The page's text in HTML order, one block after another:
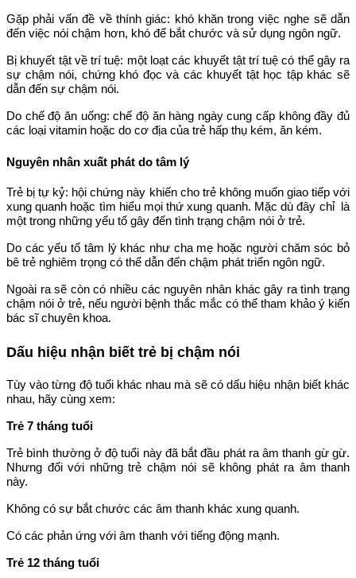
Gặp phải vấn đề về thính giác: khó khăn trong việc nghe sẽ dẫn
đến việc nói chậm hơn, khó để bắt chước và sử dụng ngôn ngữ.
Bị khuyết tật về trí tuệ: một loạt các khuyết tật trí tuệ có thể gây ra
sự chậm nói, chứng khó đọc và các khuyết tật học tập khác sẽ
dẫn đến sự chậm nói.
Do chế độ ăn uống: chế độ ăn hàng ngày cung cấp không đầy đủ
các loại vitamin hoặc do cơ địa của trẻ hấp thụ kém, ăn kém.
Nguyên nhân xuất phát do tâm lý
Trẻ bị tự kỷ: hội chứng này khiến cho trẻ không muốn giao tiếp với
xung quanh hoặc tìm hiểu mọi thứ xung quanh. Mặc dù đây chỉ là
một trong những yếu tố gây đến tình trạng chậm nói ở trẻ.
Do các yếu tố tâm lý khác như cha mẹ hoặc người chăm sóc bỏ
bê trẻ nghiêm trọng có thể dẫn đến chậm phát triển ngôn ngữ.
Ngoài ra sẽ còn có nhiều các nguyên nhân khác gây ra tình trạng
chậm nói ở trẻ, nếu người bệnh thắc mắc có thể tham khảo ý kiến
bác sĩ chuyên khoa.
Dấu hiệu nhận biết trẻ bị chậm nói
Tùy vào từng độ tuổi khác nhau mà sẽ có dấu hiệu nhận biết khác
nhau, hãy cùng xem:
Trẻ 7 tháng tuổi
Trẻ bình thường ở độ tuổi này đã bắt đầu phát ra âm thanh gừ gừ.
Nhưng đối với những trẻ chậm nói sẽ không phát ra âm thanh
này.
Không có sự bắt chước các âm thanh khác xung quanh.
Có các phản ứng với âm thanh với tiếng động mạnh.
Trẻ 12 tháng tuổi